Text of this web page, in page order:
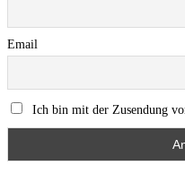
Email
Ich bin mit der Zusendung